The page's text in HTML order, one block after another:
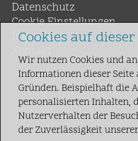
Cookies auf dieser
Wir nutzen Cookies und
Informationen dieser
Gründen. Beispielhaft die
personalisierten Inhalten,
Nutzerverhalten der
der Zuverlässigkeit
Datenschutz
Cookie Einstellungen
Impressum